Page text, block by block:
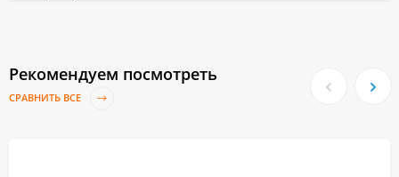
Рекомендуем посмотреть
СРАВНИТЬ ВСЕ